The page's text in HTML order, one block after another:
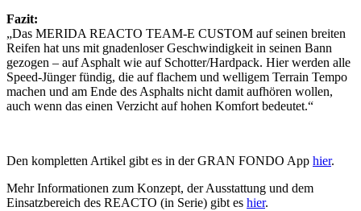
Fazit:
„Das MERIDA REACTO TEAM-E CUSTOM auf seinen breiten
Reifen hat uns mit gnadenloser Geschwindigkeit in seinen Bann
gezogen – auf Asphalt wie auf Schotter/Hardpack. Hier werden alle
Speed-Jünger fündig, die auf flachem und welligem Terrain Tempo
machen und am Ende des Asphalts nicht damit aufhören wollen,
auch wenn das einen Verzicht auf hohen Komfort bedeutet.“
Den kompletten Artikel gibt es in der GRAN FONDO App hier.
Mehr Informationen zum Konzept, der Ausstattung und dem
Einsatzbereich des REACTO (in Serie) gibt es hier.